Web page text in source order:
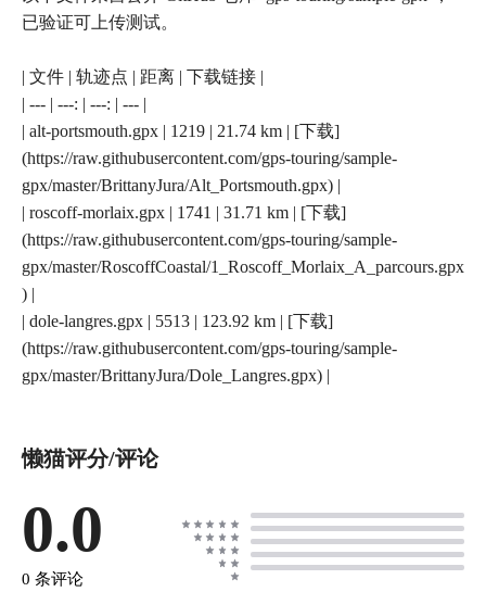
已验证可上传测试。
| 文件 | 轨迹点 | 距离 | 下载链接 |
| --- | ---: | ---: | --- |
| alt-portsmouth.gpx | 1219 | 21.74 km | [下载]
(https://raw.githubusercontent.com/gps-touring/sample-
gpx/master/BrittanyJura/Alt_Portsmouth.gpx) |
| roscoff-morlaix.gpx | 1741 | 31.71 km | [下载]
(https://raw.githubusercontent.com/gps-touring/sample-
gpx/master/RoscoffCoastal/1_Roscoff_Morlaix_A_parcours.gpx
) |
| dole-langres.gpx | 5513 | 123.92 km | [下载]
(https://raw.githubusercontent.com/gps-touring/sample-
gpx/master/BrittanyJura/Dole_Langres.gpx) |
懒猫评分/评论
0.0
0 条评论